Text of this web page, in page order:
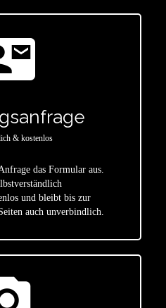
& kostenlos
das Formular aus.
und bleibt bis zur
auch unverbindlich.